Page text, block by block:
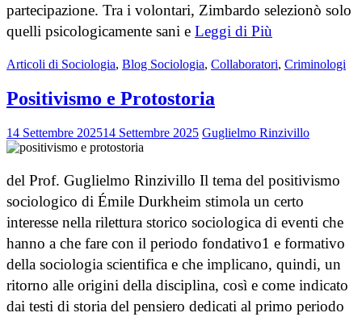
partecipazione. Tra i volontari, Zimbardo selezionò solo
quelli psicologicamente sani e Leggi di Più
Articoli di Sociologia, Blog Sociologia, Collaboratori, Criminologi
Positivismo e Protostoria
14 Settembre 202514 Settembre 2025 Guglielmo Rinzivillo
del Prof. Guglielmo Rinzivillo Il tema del positivismo
sociologico di Émile Durkheim stimola un certo
interesse nella rilettura storico sociologica di eventi che
hanno a che fare con il periodo fondativo1 e formativo
della sociologia scientifica e che implicano, quindi, un
ritorno alle origini della disciplina, così e come indicato
dai testi di storia del pensiero dedicati al primo periodo